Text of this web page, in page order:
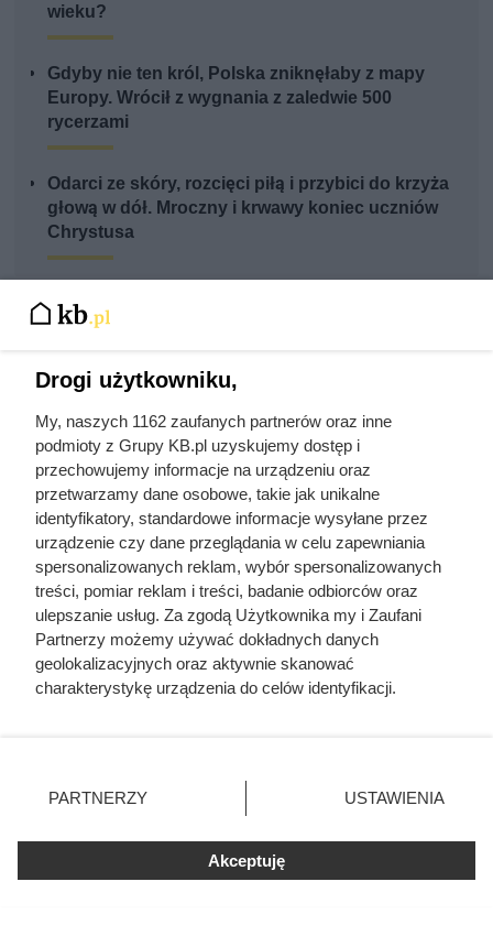
wieku?
Gdyby nie ten król, Polska zniknęłaby z mapy
Europy. Wrócił z wygnania z zaledwie 500
rycerzami
Odarci ze skóry, rozcięci piłą i przybici do krzyża
głową w dół. Mroczny i krwawy koniec uczniów
Chrystusa
Doprowadził do śmierci większej
liczby ludzi niż Hitler i Stalin
Drogi użytkowniku,
My, naszych 1162 zaufanych partnerów oraz inne
podmioty z Grupy KB.pl uzyskujemy dostęp i
przechowujemy informacje na urządzeniu oraz
przetwarzamy dane osobowe, takie jak unikalne
identyfikatory, standardowe informacje wysyłane przez
urządzenie czy dane przeglądania w celu zapewniania
spersonalizowanych reklam, wybór spersonalizowanych
treści, pomiar reklam i treści, badanie odbiorców oraz
ulepszanie usług. Za zgodą Użytkownika my i Zaufani
Partnerzy możemy używać dokładnych danych
geolokalizacyjnych oraz aktywnie skanować
charakterystykę urządzenia do celów identyfikacji.
zmienić/wycofać klikając przycisk ustawień prywatności
znajdujący się w lewym dolnym rogu strony. Niektóre
użytkownika, ale masz prawo sprzeciwić się takiemu
przetwarzaniu. Preferencje będą miały zastosowania tylko
PARTNERZY USTAWIENIA
Akceptuję